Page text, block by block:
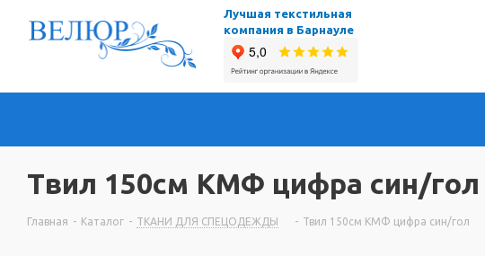
Лучшая текстильная
компания в Барнауле
Твил 150см КМФ цифра син/гол
Главная - Каталог - ТКАНИ ДЛЯ СПЕЦОДЕЖДЫ - Твил 150см КМФ цифра син/гол